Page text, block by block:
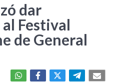
dar
Festival
de General